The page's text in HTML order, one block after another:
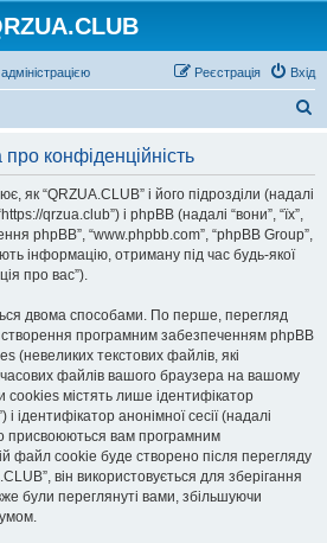
Вхід
Реєстрація
конфіденційність
як “QRZUA.CLUB” і його підрозділи (надалі
qrzua.club”) і phpBB (надалі “вони”, “їх”,
phpBB”, “www.phpbb.com”, “phpBB Group”,
інформацію, отриману під час будь-якої
про вас”).
двома способами. По перше, перегляд
програмним забезпеченням phpBB
(невеликих текстових файлів, які
файлів вашого браузера на вашому
містять лише ідентифікатор
ідентифікатор анонімної сесії (надалі
присвоюються вам програмним
файл cookie буде створено після перегляду
він використовується для зберігання
були переглянуті вами, збільшуючи